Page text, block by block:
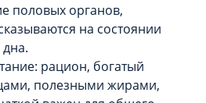
половых органов,
на состоянии
рацион, богатый
полезными жирами,